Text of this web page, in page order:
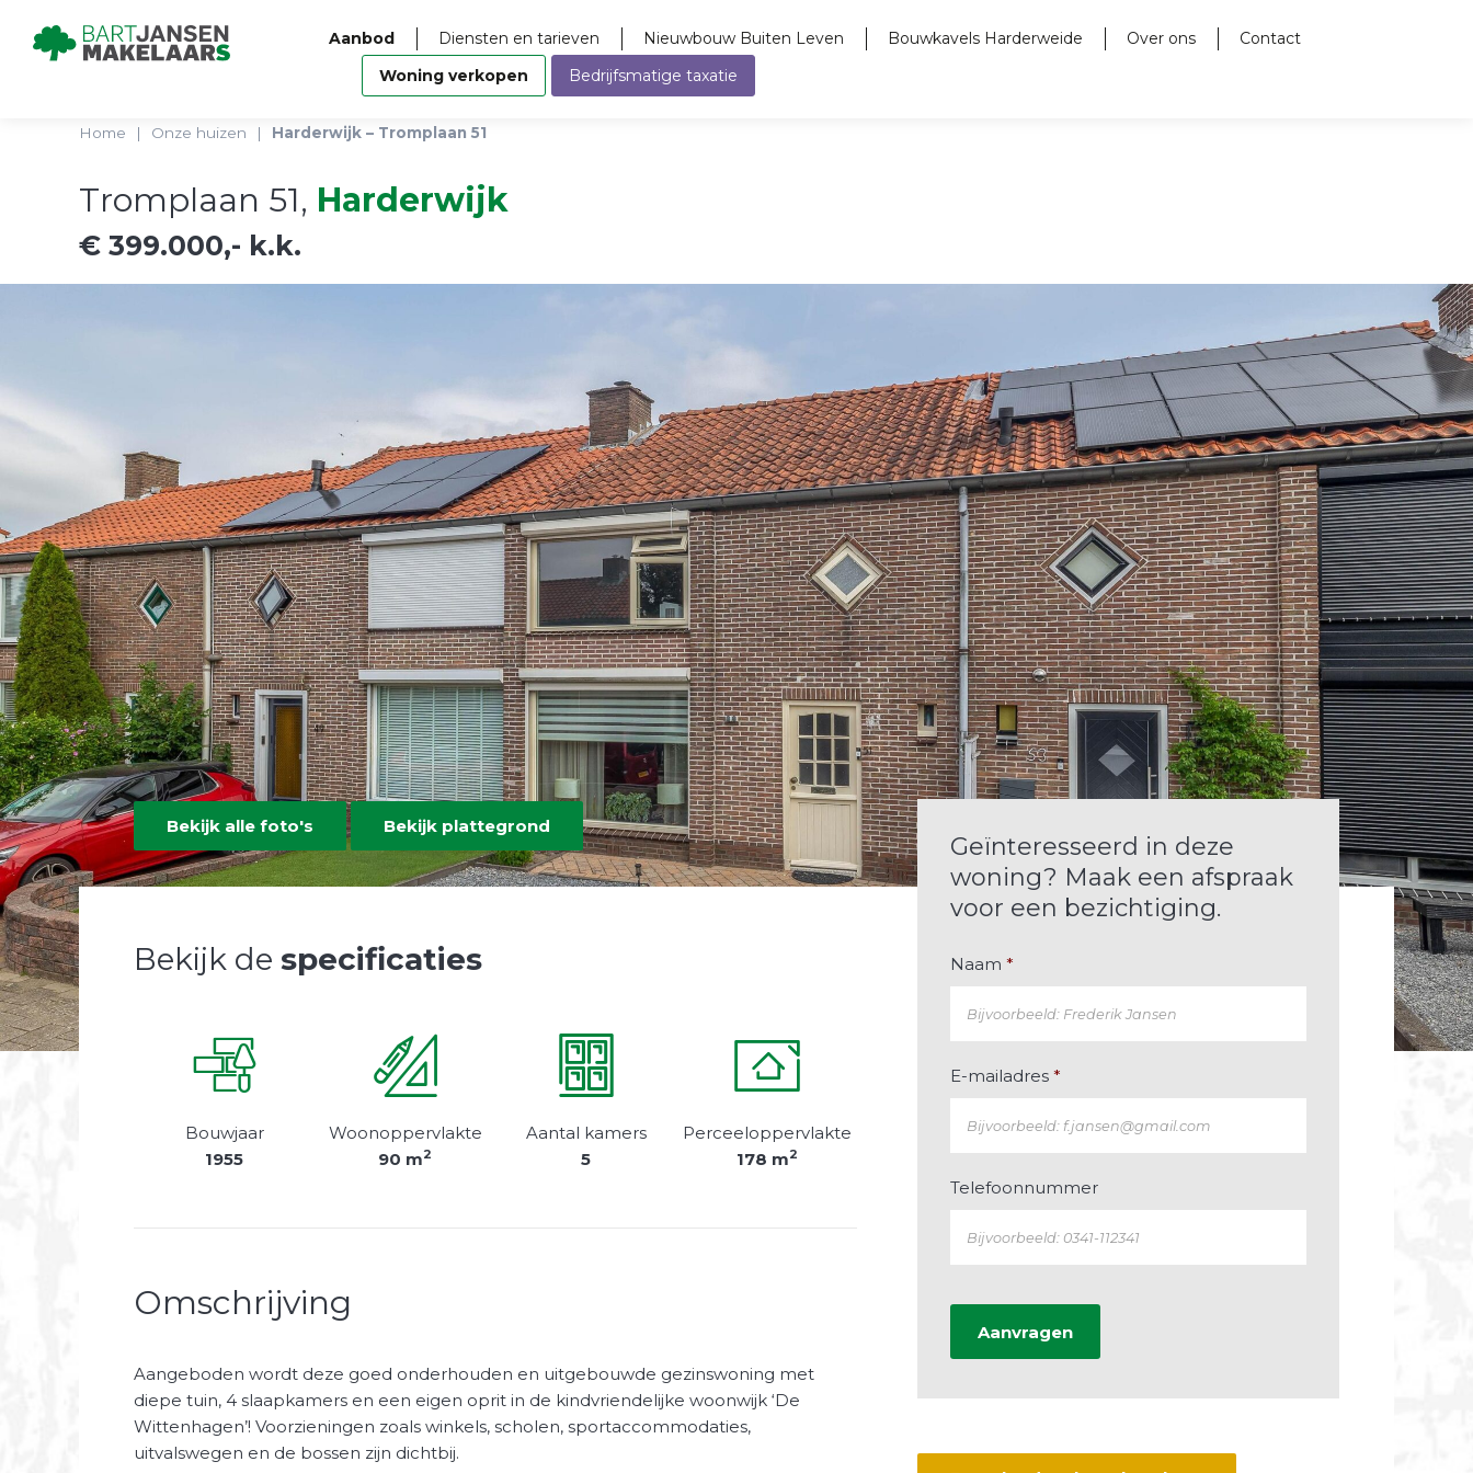
Aanbod Diensten en tarieven Nieuwbouw Buiten Leven Bouwkavels Harderweide Over ons
Contact
Woning verkopen
Bedrijfsmatige taxatie
Home | Onze huizen | Harderwijk – Tromplaan 51
Tromplaan 51, Harderwijk
€ 399.000,- k.k.
Bekijk alle foto's Bekijk plattegrond
Bekijk de specificaties
Bouwjaar
1955
Woonoppervlakte
90 m2
Aantal kamers
5
Perceeloppervlakte
178 m2
Omschrijving
Aangeboden wordt deze goed onderhouden en uitgebouwde gezinswoning met
diepe tuin, 4 slaapkamers en een eigen oprit in de kindvriendelijke woonwijk ‘De
Wittenhagen’! Voorzieningen zoals winkels, scholen, sportaccommodaties,
uitvalswegen en de bossen zijn dichtbij.
Geïnteresseerd in deze
woning? Maak een afspraak
voor een bezichtiging.
Naam *
E-mailadres *
Telefoonnummer